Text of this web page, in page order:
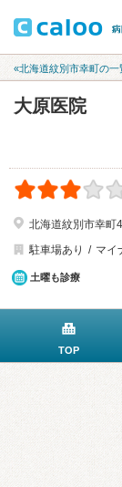
«北海道紋別市幸町の一
大原医院
北海道紋別市幸町
駐車場あり
マイ
土曜も診療
TOP